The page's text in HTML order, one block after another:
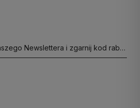
Newslettera i zgarnij kod